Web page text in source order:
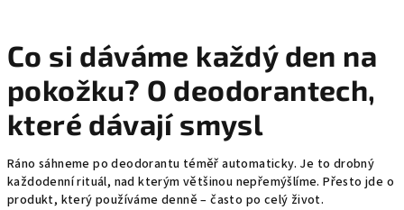
Co si dáváme každý den na
pokožku? O deodorantech,
které dávají smysl
Ráno sáhneme po deodorantu téměř automaticky. Je to drobný
každodenní rituál, nad kterým většinou nepřemýšlíme. Přesto jde o
produkt, který používáme denně – často po celý život.